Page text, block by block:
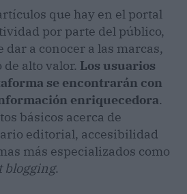
que hay en el portal
por parte del público,
dar a conocer a las marcas,
alto valor. Los usuarios
se encontrarán con
enriquecedora.
básicos acerca de
editorial, accesibilidad
más especializados como
blogging.